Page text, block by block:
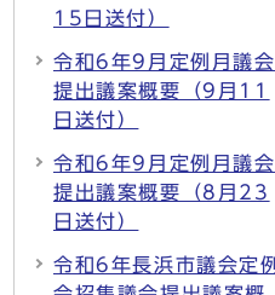
15日送付）
令和6年9月定例月議会
提出議案概要（9月11
日送付）
令和6年9月定例月議会
提出議案概要（8月23
日送付）
令和6年長浜市議会定例